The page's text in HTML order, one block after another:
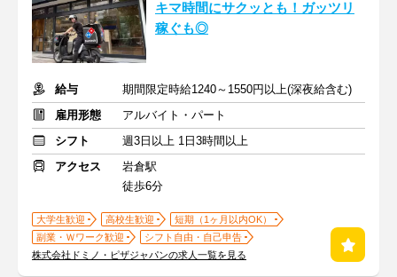
キマ時間にサクッとも！ガッツリ
稼ぐも◎
給与
期間限定時給1240～1550円以上(深夜給含む)
雇用形態
アルバイト・パート
シフト
週3日以上 1日3時間以上
アクセス
岩倉駅
徒歩6分
大学生歓迎 高校生歓迎
短期（1ヶ月以内OK）
副業・Ｗワーク歓迎
シフト自由・自己申告
株式会社ドミノ・ピザジャパンの求人一覧を見る